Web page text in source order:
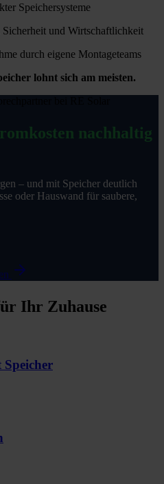
Speichersysteme
und Wirtschaftlichkeit
durch eigene Montageteams
lohnt sich am meisten.
nachhaltig
– und mit Speicher deutlich
oder Hauswand für saubere,
Ihr Zuhause